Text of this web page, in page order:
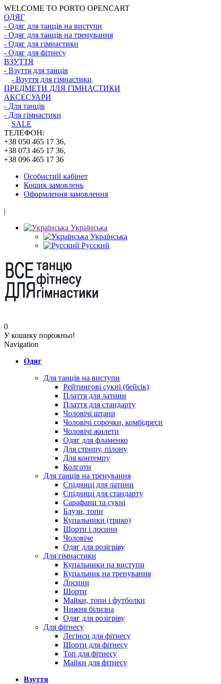
WELCOME TO PORTO OPENCART
ОДЯГ
- Одяг для танців на виступи
- Одяг для танців на тренування
- Одяг для гімнастики
- Одяг для фітнесу
ВЗУТТЯ
- Взуття для танців
- Взуття для гімнастики
ПРЕДМЕТИ ДЛЯ ГІМНАСТИКИ
АКСЕСУАРИ
- Для танців
- Для гімнастики
SALE
ТЕЛЕФОН:
+38 050 465 17 36,
+38 073 465 17 36,
+38 096 465 17 36
Особистий кабінет
Кошик замовлень
Оформлення замовлення
|
Українська
Українська
Русский
0
У кошику порожньо!
Navigation
Одяг
Для танців на виступи
Рейтингові сукні (бейсік)
Плаття для латини
Плаття для стандарту
Чоловічі штани
Чоловічі сорочки, комбідреси
Чоловічі жилети
Одяг для фламенко
Для стрипу, пілону
Для контемпу
Колготи
Для танців на тренування
Спідниці для латини
Спідниці для стандарту
Сарафани та сукні
Блузи, топи
Купальники (трико)
Шорти і лосини
Чоловіче
Одяг для розігріву
Для гімнастики
Купальники на виступи
Купальник на тренування
Лосини
Шорти
Майки, топи і футболки
Нижня білизна
Одяг для розігріву
Для фітнесу
Легінси для фітнесу
Шорти для фітнесу
Топ для фітнесу
Майки для фітнесу
Взуття